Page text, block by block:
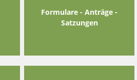
Formulare - Anträge -
Satzungen